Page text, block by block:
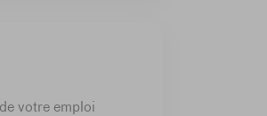
votre emploi